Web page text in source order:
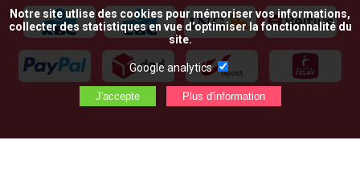
Notre site utlise des cookies pour mémoriser vos informations,
collecter des statistiques en vue d’optimiser la fonctionnalité du
site.
Google analytics